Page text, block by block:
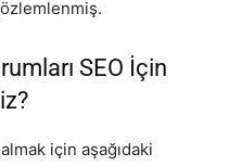
SEO İçin
için aşağıdaki